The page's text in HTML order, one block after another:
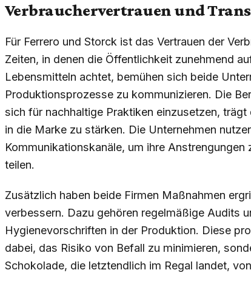
Verbrauchervertrauen und
Für Ferrero und Storck ist das Vertrauen der
Zeiten, in denen die Öffentlichkeit zunehmend
Lebensmitteln achtet, bemühen sich beide
Produktionsprozesse zu kommunizieren. Die
sich für nachhaltige Praktiken einzusetzen,
in die Marke zu stärken. Die Unternehmen
Kommunikationskanäle, um ihre
teilen.
Zusätzlich haben beide Firmen Maßnahmen
verbessern. Dazu gehören regelmäßige Audits
Hygienevorschriften in der Produktion. Diese
dabei, das Risiko von Befall zu minimieren,
Schokolade, die letztendlich im Regal landet,